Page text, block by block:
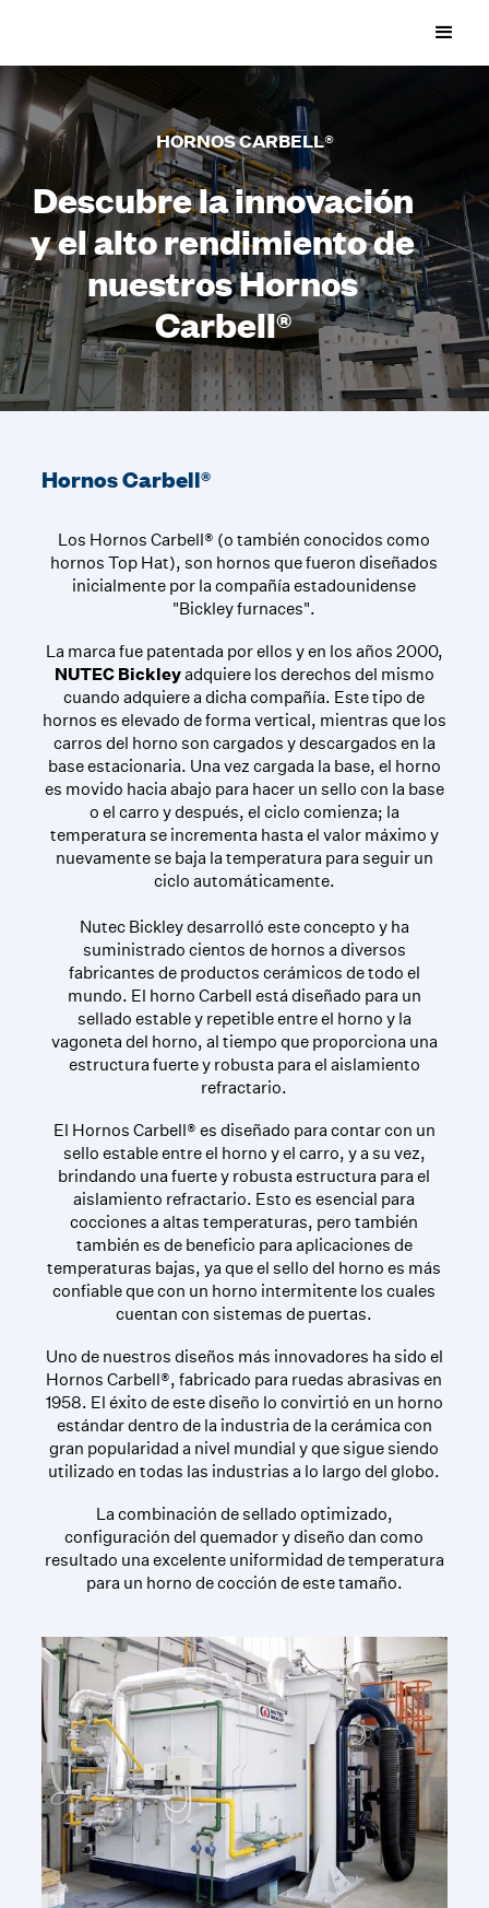
HORNOS CARBELL®
Descubre la innovación
y el alto rendimiento de
nuestros Hornos
Carbell®
Hornos Carbell®
Los Hornos Carbell® (o también conocidos como
hornos Top Hat), son hornos que fueron diseñados
inicialmente por la compañía estadounidense
"Bickley furnaces".
La marca fue patentada por ellos y en los años 2000,
NUTEC Bickleyadquiere los derechos del mismo
cuando adquiere a dicha compañía. Este tipo de
hornos es elevado de forma vertical, mientras que los
carros del horno son cargados y descargados en la
base estacionaria. Una vez cargada la base, el horno
es movido hacia abajo para hacer un sello con la base
o el carro y después, el ciclo comienza; la
temperatura se incrementa hasta el valor máximo y
nuevamente se baja la temperatura para seguir un
ciclo automáticamente.
Nutec Bickley desarrolló este concepto y ha
suministrado cientos de hornos a diversos
fabricantes de productos cerámicos de todo el
mundo. El horno Carbell está diseñado para un
sellado estable y repetible entre el horno y la
vagoneta del horno, al tiempo que proporciona una
estructura fuerte y robusta para el aislamiento
refractario.
El Hornos Carbell® es diseñado para contar con un
sello estable entre el horno y el carro, y a su vez,
brindando una fuerte y robusta estructura para el
aislamiento refractario. Esto es esencial para
cocciones a altas temperaturas, pero también
también es de beneficio para aplicaciones de
temperaturas bajas, ya que el sello del horno es más
confiable que con un horno intermitente los cuales
cuentan con sistemas de puertas.
Uno de nuestros diseños más innovadores ha sido el
Hornos Carbell®, fabricado para ruedas abrasivas en
1958. El éxito de este diseño lo convirtió en un horno
estándar dentro de la industria de la cerámica con
gran popularidad a nivel mundial y que sigue siendo
utilizado en todas las industrias a lo largo del globo.
La combinación de sellado optimizado,
configuración del quemador y diseño dan como
resultado una excelente uniformidad de temperatura
para un horno de cocción de este tamaño.